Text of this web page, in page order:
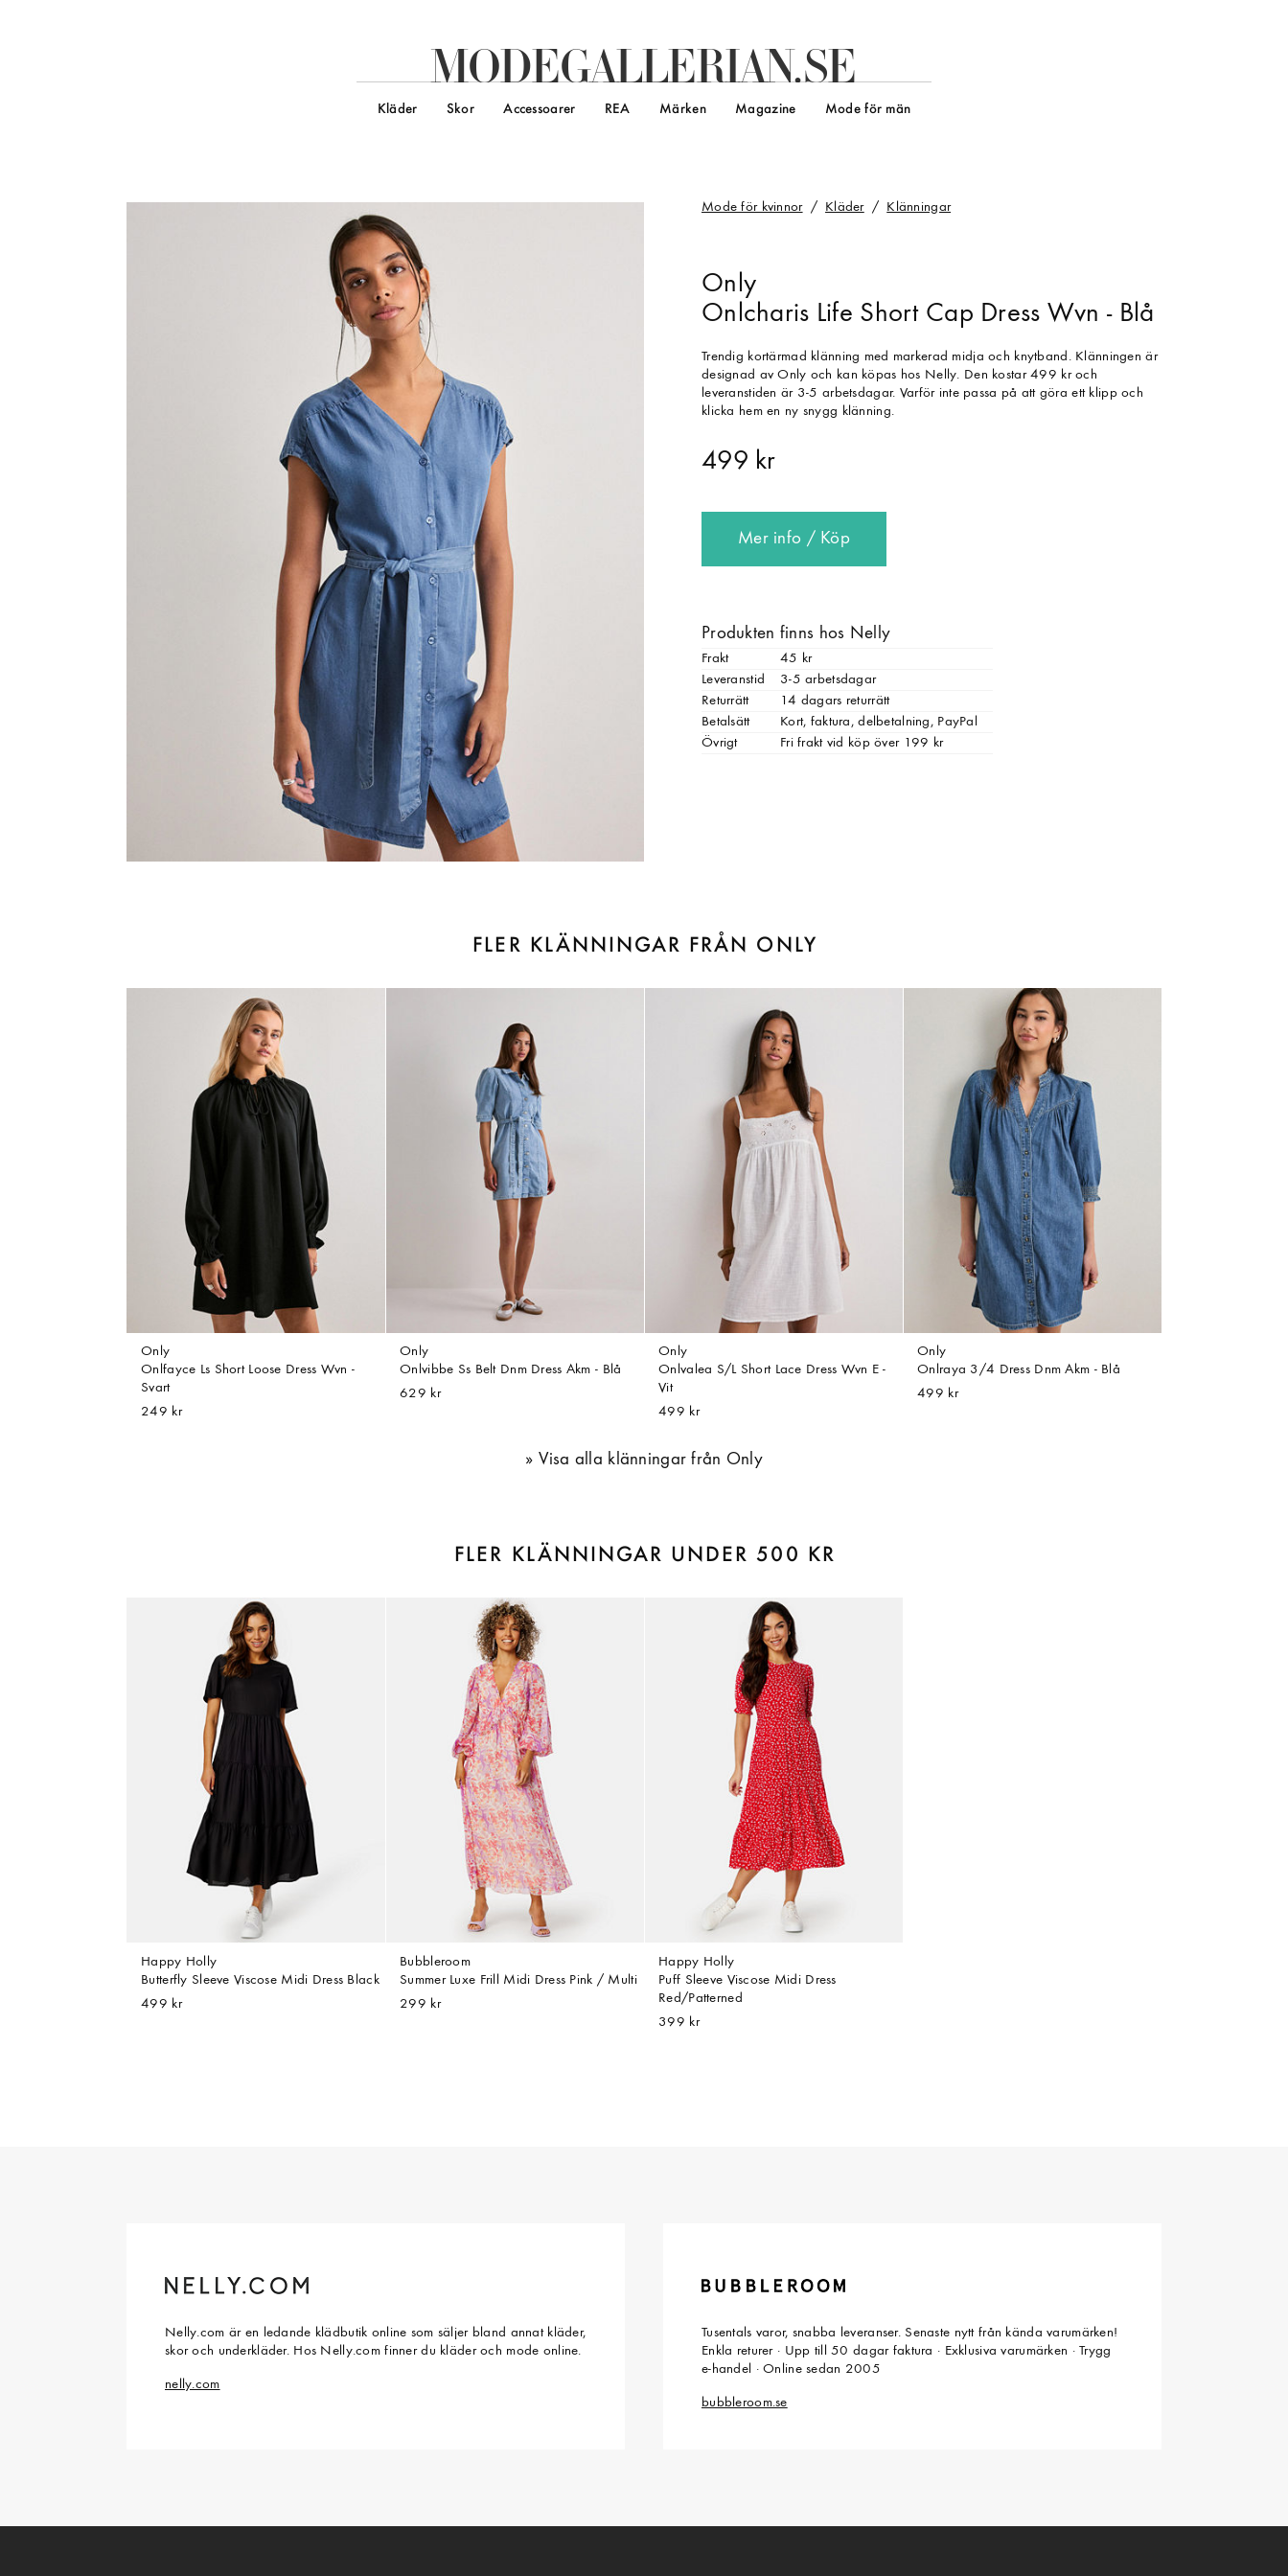
MODEGALLERIAN.SE
Kläder Skor Accessoarer REA Märken Magazine Mode för män
Mode för kvinnor Kläder Klänningar
Only
Onlcharis Life Short Cap Dress Wvn - Blå
Trendig kortärmad klänning med markerad midja och knytband. Klänningen är
designad av Only och kan köpas hos Nelly. Den kostar 499 kr och
leveranstiden är 3-5 arbetsdagar. Varför inte passa på att göra ett klipp och
klicka hem en ny snygg klänning.
499 kr
Mer info / Köp
Produkten finns hos Nelly
Frakt
45 kr
Leveranstid
3-5 arbetsdagar
Returrätt
14 dagars returrätt
Betalsätt
Kort, faktura, delbetalning, PayPal
Övrigt
Fri frakt vid köp över 199 kr
FLER KLÄNNINGAR FRÅN ONLY
Only
Onlfayce Ls Short Loose Dress Wvn -
Svart
249 kr
Only
Onlvibbe Ss Belt Dnm Dress Akm - Blå
629 kr
Only
Onlvalea S/L Short Lace Dress Wvn E -
Vit
499 kr
Only
Onlraya 3/4 Dress Dnm Akm - Blå
499 kr
Visa alla klänningar från Only
FLER KLÄNNINGAR UNDER 500 KR
Happy Holly
Butterfly Sleeve Viscose Midi Dress Black
499 kr
Bubbleroom
Summer Luxe Frill Midi Dress Pink / Multi
299 kr
Happy Holly
Puff Sleeve Viscose Midi Dress
Red/Patterned
399 kr
Nelly.com är en ledande klädbutik online som säljer bland annat kläder,
skor och underkläder. Hos Nelly.com finner du kläder och mode online.
nelly.com
Tusentals varor, snabba leveranser. Senaste nytt från kända varumärken!
Enkla returer · Upp till 50 dagar faktura · Exklusiva varumärken · Trygg
e-handel · Online sedan 2005
bubbleroom.se